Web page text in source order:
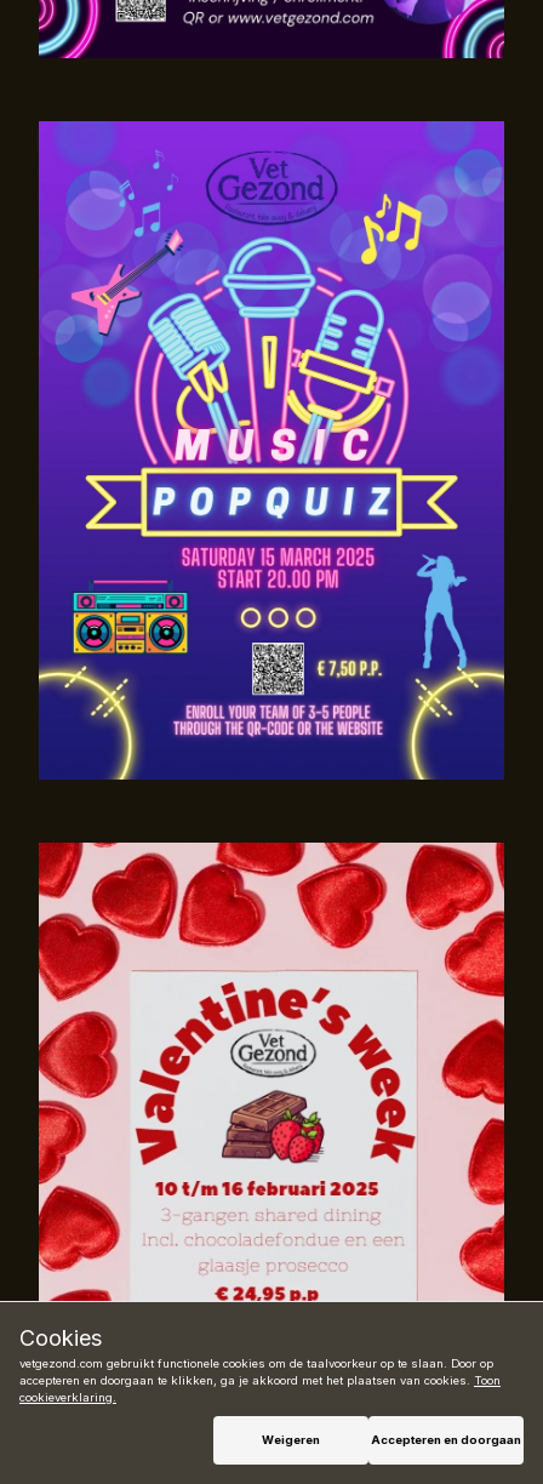
Cookies
vetgezond.com gebruikt functionele cookies om de taalvoorkeur op te slaan. Door op
accepteren en doorgaan te klikken, ga je akkoord met het plaatsen van cookies. Toon
cookieverklaring.
Weigeren Accepteren en doorgaan